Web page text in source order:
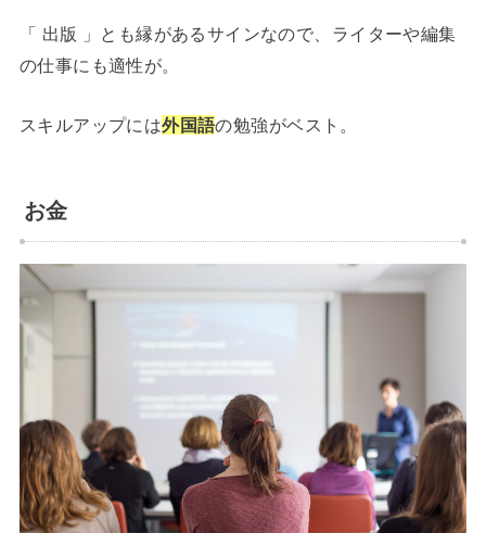
「 出版 」とも縁があるサインなので、ライターや編集
の仕事にも適性が。
スキルアップには外国語の勉強がベスト。
お金